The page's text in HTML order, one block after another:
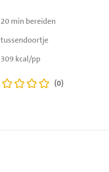
20 min bereiden
tussendoortje
309 kcal/pp
(0)